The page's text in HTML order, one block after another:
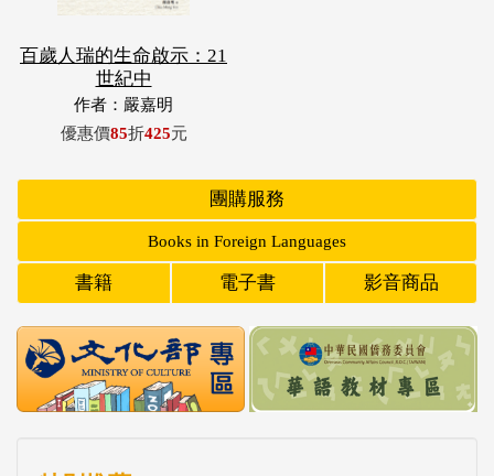
百歲人瑞的生命啟示：21
世紀中
作者：嚴嘉明
優惠價85折425元
團購服務
Books in Foreign Languages
書籍 電子書 影音商品